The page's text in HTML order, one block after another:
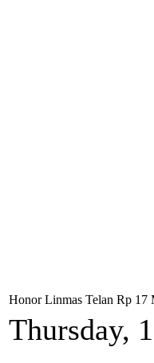
Honor Linmas Telan Rp 17
Thursday,